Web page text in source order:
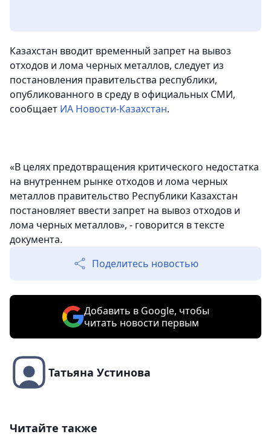
Казахстан вводит временный запрет на вывоз
отходов и лома черных металлов, следует из
постановления правительства республики,
опубликованного в среду в официальных СМИ,
сообщает ИА Новости-Казахстан.
«В целях предотвращения критического недостатка
на внутреннем рынке отходов и лома черных
металлов правительство Республики Казахстан
постановляет ввести запрет на вывоз отходов и
лома черных металлов», - говорится в тексте
документа.
Поделитесь новостью
Добавить в Google, чтобы
читать новости первым
Татьяна Устинова
Читайте также